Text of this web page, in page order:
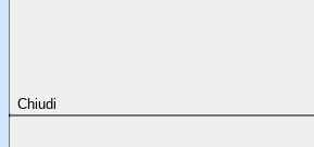
Chiudi